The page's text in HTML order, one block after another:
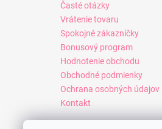
Časté otázky
Vrátenie tovaru
Spokojné zákazníčky
Bonusový program
Hodnotenie obchodu
Obchodné podmienky
Ochrana osobných údajov
Kontakt